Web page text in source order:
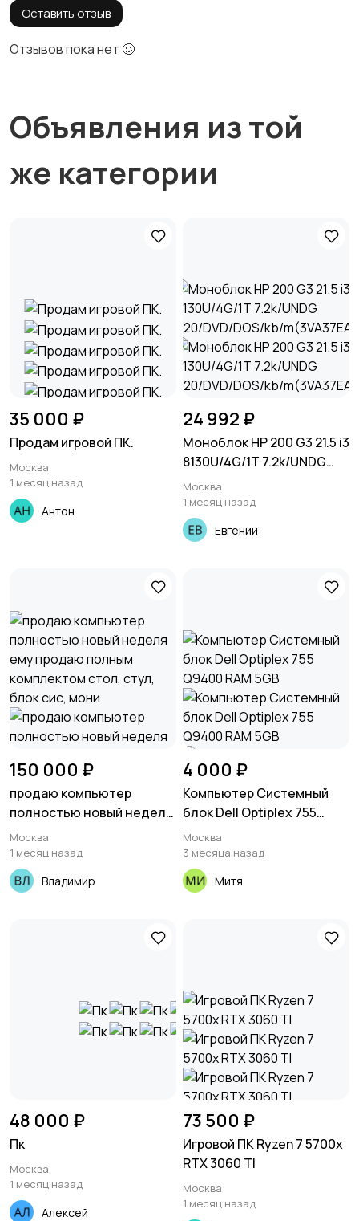
Оставить отзыв
Отзывов пока нет 🥴
Объявления из той
же категории
35 000 ₽
Продам игровой ПК.
Москва
1 месяц назад
Антон
24 992 ₽
Моноблок HP 200 G3 21.5 i3
8130U/4G/1T 7.2k/UNDG
620/DVD/DOS/kb/m(3VA37
EA)
Москва
1 месяц назад
Евгений
150 000 ₽
продаю компьютер
полностью новый неделя
ему продаю полным
комплектом стол, стул,
блок сис, мони
Москва
1 месяц назад
Владимир
4 000 ₽
Компьютер Системный
блок Dell Optiplex 755
Q9400 RAM 5GB
Москва
3 месяца назад
Митя
48 000 ₽
Пк
Москва
1 месяц назад
Алексей
73 500 ₽
Игровой ПК Ryzen 7 5700x
RTX 3060 TI
Москва
1 месяц назад